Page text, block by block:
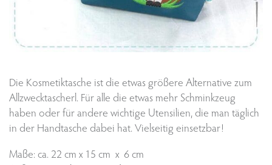
Die Kosmetiktasche ist die etwas größere Alternative zum
Allzwecktascherl. Für alle die etwas mehr Schminkzeug
haben oder für andere wichtige Utensilien, die man täglich
in der Handtasche dabei hat. Vielseitig einsetzbar!
Maße: ca. 22 cm x 15 cm x 6 cm